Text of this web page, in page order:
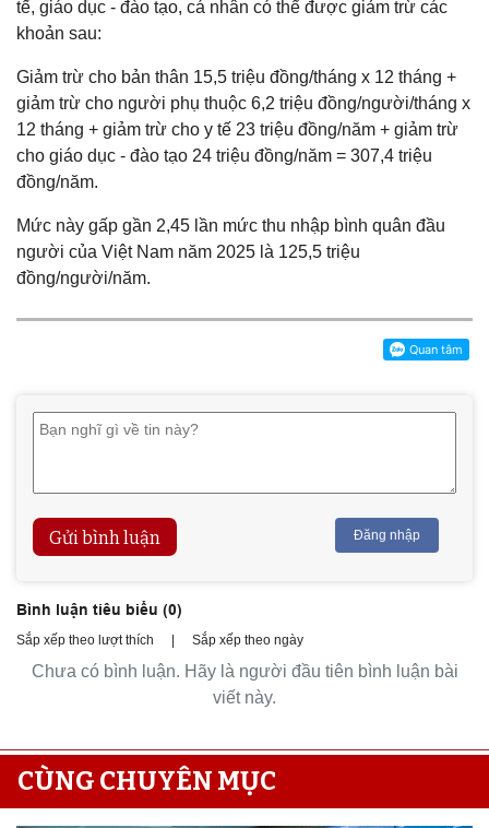
tế, giáo dục - đào tạo, cá nhân có thể được giảm trừ các
khoản sau:
Giảm trừ cho bản thân 15,5 triệu đồng/tháng x 12 tháng +
giảm trừ cho người phụ thuộc 6,2 triệu đồng/người/tháng x
12 tháng + giảm trừ cho y tế 23 triệu đồng/năm + giảm trừ
cho giáo dục - đào tạo 24 triệu đồng/năm = 307,4 triệu
đồng/năm.
Mức này gấp gần 2,45 lần mức thu nhập bình quân đầu
người của Việt Nam năm 2025 là 125,5 triệu
đồng/người/năm.
Gửi bình luận Đăng nhập
Bình luận tiêu biểu (0)
Sắp xếp theo lượt thích | Sắp xếp theo ngày
Chưa có bình luận. Hãy là người đầu tiên bình luận bài
viết này.
CÙNG CHUYÊN MỤC